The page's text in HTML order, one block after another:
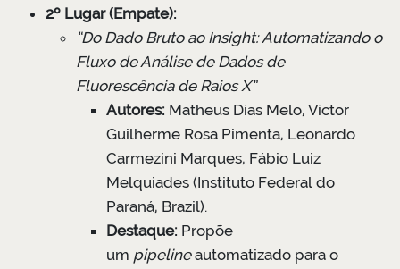
2º Lugar (Empate):
“Do Dado Bruto ao Insight: Automatizando o
Fluxo de Análise de Dados de
Fluorescência de Raios X”
Autores: Matheus Dias Melo, Victor
Guilherme Rosa Pimenta, Leonardo
Carmezini Marques, Fábio Luiz
Melquiades (Instituto Federal do
Paraná, Brazil).
Destaque: Propõe
um pipelineautomatizado para o